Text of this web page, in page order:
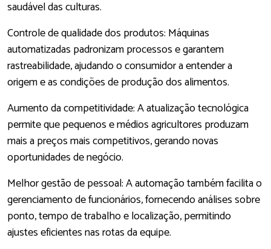
saudável das culturas.
Controle de qualidade dos produtos: Máquinas
automatizadas padronizam processos e garantem
rastreabilidade, ajudando o consumidor a entender a
origem e as condições de produção dos alimentos.
Aumento da competitividade: A atualização tecnológica
permite que pequenos e médios agricultores produzam
mais a preços mais competitivos, gerando novas
oportunidades de negócio.
Melhor gestão de pessoal: A automação também facilita o
gerenciamento de funcionários, fornecendo análises sobre
ponto, tempo de trabalho e localização, permitindo
ajustes eficientes nas rotas da equipe.